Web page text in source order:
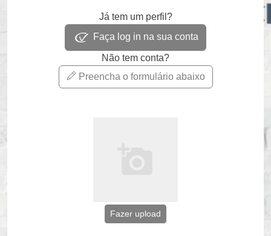
Já tem um perfil?
Faça log in na sua conta
Não tem conta?
Preencha o formulário abaixo
Fazer upload